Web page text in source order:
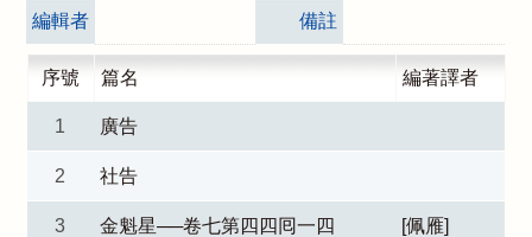
編輯者 備註
序號 篇名 編著譯者
1 廣告
2 社告
3 金魁星──卷七第四四囘一四 [佩雁]